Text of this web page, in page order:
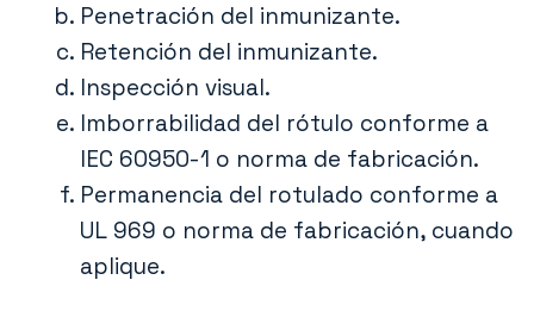
Penetración del inmunizante.
Retención del inmunizante.
Inspección visual.
Imborrabilidad del rótulo conforme a
IEC 60950-1 o norma de fabricación.
Permanencia del rotulado conforme a
UL 969 o norma de fabricación, cuando
aplique.